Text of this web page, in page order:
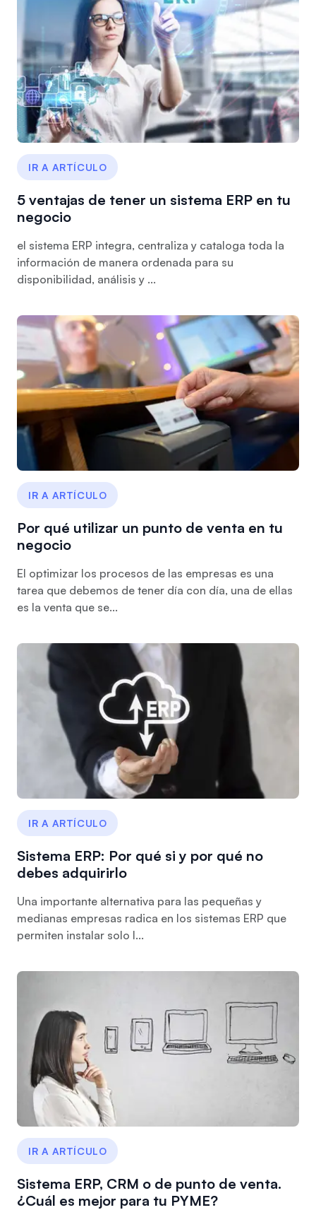
IR A ARTÍCULO
5 ventajas de tener un sistema ERP en tu
negocio
el sistema ERP integra, centraliza y cataloga toda la
información de manera ordenada para su
disponibilidad, análisis y ...
IR A ARTÍCULO
Por qué utilizar un punto de venta en tu
negocio
El optimizar los procesos de las empresas es una
tarea que debemos de tener día con día, una de ellas
es la venta que se...
IR A ARTÍCULO
Sistema ERP: Por qué si y por qué no
debes adquirirlo
Una importante alternativa para las pequeñas y
medianas empresas radica en los sistemas ERP que
permiten instalar solo l...
IR A ARTÍCULO
Sistema ERP, CRM o de punto de venta.
¿Cuál es mejor para tu PYME?